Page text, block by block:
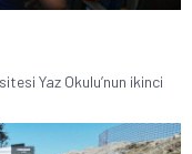
Yaz Okulu’nun ikinci